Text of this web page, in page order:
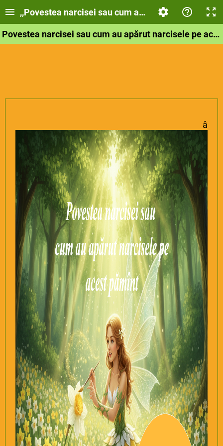
,,Povestea narcisei sau cum au apărut narcisele
Povestea narcisei sau cum au apărut narcisele pe acest pământ.
â